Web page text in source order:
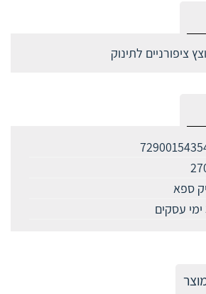
ציפורניים לתינוק
ספא